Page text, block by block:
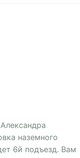
наземного
6й подъезд. Вам